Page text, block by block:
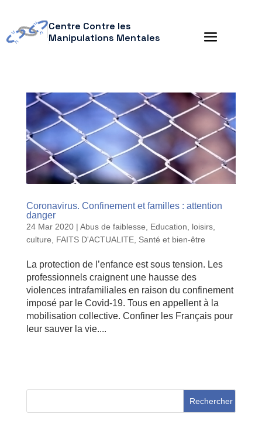
Centre Contre les
Manipulations Mentales
Coronavirus. Confinement et familles : attention
danger
24 Mar 2020| Abus de faiblesse
Education, loisirs,
culture
FAITS D'ACTUALITE, Santé et bien-être
La protection de l’enfance est sous tension. Les
professionnels craignent une hausse des
violences intrafamiliales en raison du confinement
imposé par le Covid-19. Tous en appellent à la
mobilisation collective. Confiner les Français pour
leur sauver la vie....